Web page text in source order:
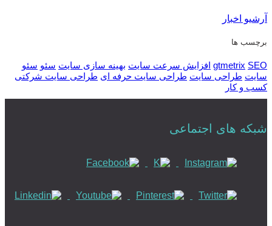
آرشیو اخبار
برچسب ها
gtmetrix SEO افزایش سرعت سایت بهینه سازی سایت سئو سئو
سایت طراحی سایت طراحی سایت حرفه ای طراحی سایت شرکتی
کسب و کار
شبکه های اجتماعی